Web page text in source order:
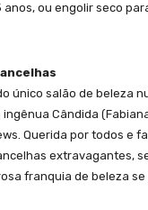
anos, ou engolir seco
único salão de beleza
Cândida
Querida por todos e
extravagantes,
franquia de beleza